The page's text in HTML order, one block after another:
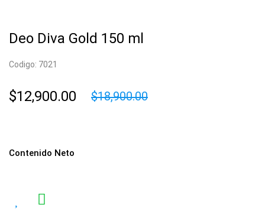
Deo Diva Gold 150 ml
Codigo: 7021
$12,900.00 $18,900.00
Contenido Neto